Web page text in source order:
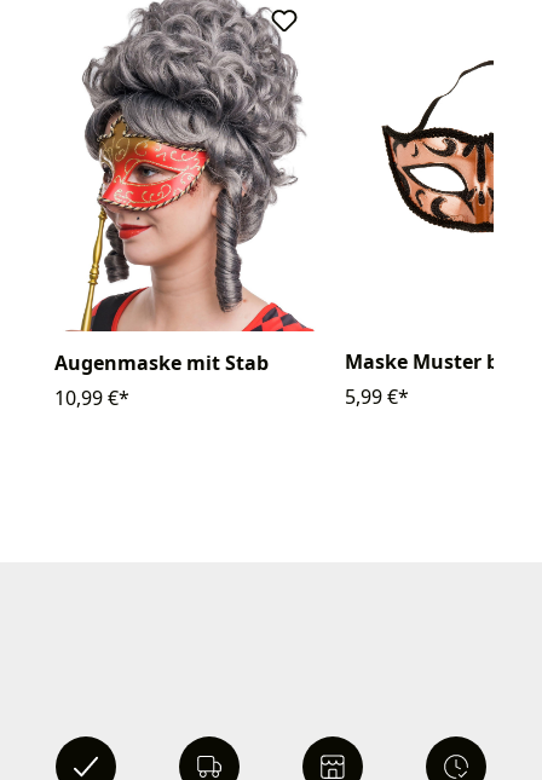
Augenmaske mit Stab
10,99 €*
Maske Muster
5,99 €*